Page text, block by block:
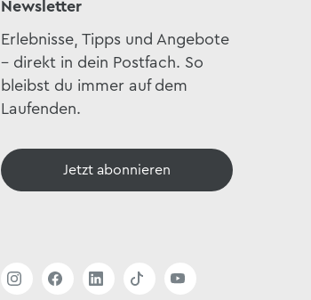
Newsletter
Erlebnisse, Tipps und Angebote
– direkt in dein Postfach. So
bleibst du immer auf dem
Laufenden.
Jetzt abonnieren